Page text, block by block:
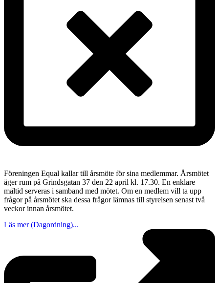
Föreningen Equal kallar till årsmöte för sina medlemmar. Årsmötet
äger rum på Grindsgatan 37 den 22 april kl. 17.30. En enklare
måltid serveras i samband med mötet. Om en medlem vill ta upp
frågor på årsmötet ska dessa frågor lämnas till styrelsen senast två
veckor innan årsmötet.
Läs mer (Dagordning)...